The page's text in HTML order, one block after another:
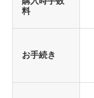
料
お手続き